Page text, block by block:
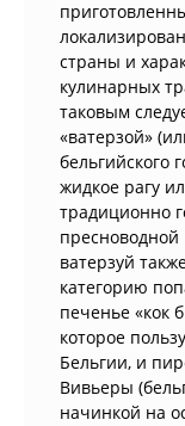
страны и
кулинарных
таковым
«ватерзой»
бельгийского
жидкое рагу
традиционно
ватерзуй
категорию
печенье «кок
которое
Бельгии, и
Вивьеры
начинкой на